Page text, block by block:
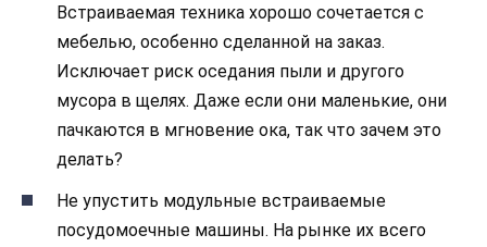
Встраиваемая техника хорошо сочетается с
мебелью, особенно сделанной на заказ.
Исключает риск оседания пыли и другого
мусора в щелях. Даже если они маленькие, они
пачкаются в мгновение ока, так что зачем это
делать?
Не упустить модульные встраиваемые
посудомоечные машины. На рынке их всего